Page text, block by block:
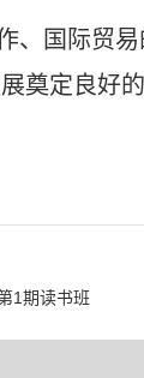
、国际贸
奠定良好的
1期读书班